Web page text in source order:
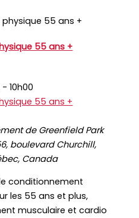
55 ans +
-10h00
55 ans +
de Greenfield Park
boulevard Churchill,
Canada
conditionnement
les 55 ans et plus,
musculaire et cardio